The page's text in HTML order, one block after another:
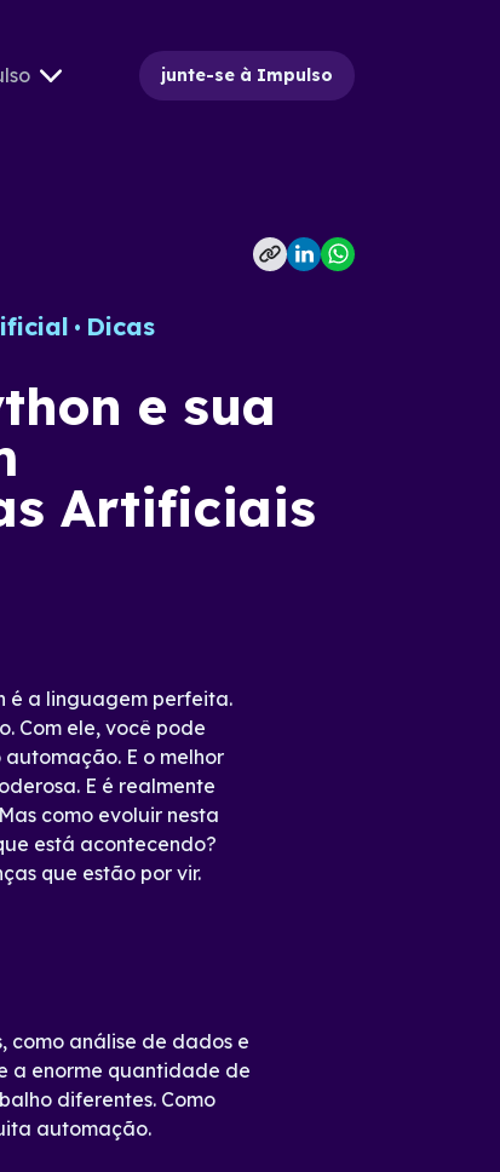
junte-se à Impulso
Dicas
e sua
Artificiais
é a linguagem perfeita.
Com ele, você pode
E o melhor
E é realmente
como evoluir nesta
está acontecendo?
que estão por vir.
como análise de dados e
a enorme quantidade de
diferentes. Como
automação.